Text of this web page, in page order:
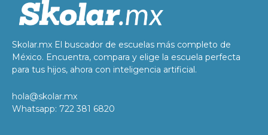
Skolar.mx El buscador de escuelas más completo de
México. Encuentra, compara y elige la escuela perfecta
para tus hijos, ahora con inteligencia artificial.
hola@skolar.mx
Whatsapp: 722 381 6820